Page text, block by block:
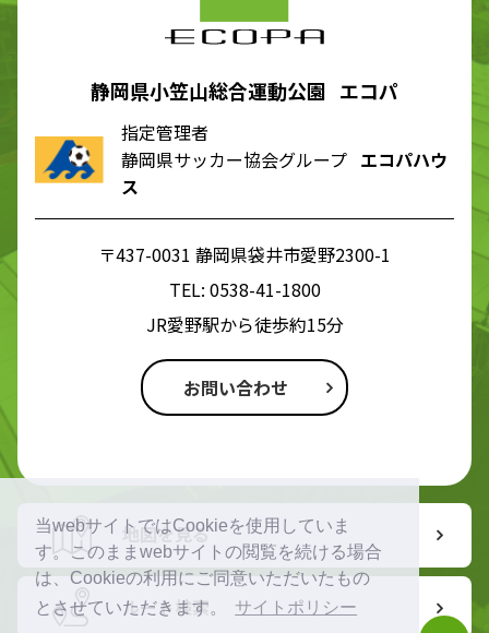
当webサイトではCookieを使用していま
す。このままwebサイトの閲覧を続ける場合
は、Cookieの利用にご同意いただいたもの
とさせていただきます。
サイトポリシー
静岡県小笠山総合運動公園 エコパ
指定管理者
静岡県サッカー協会グループ エコパハウ
ス
〒437-0031 静岡県袋井市愛野2300-1
TEL: 0538-41-1800
JR愛野駅から徒歩約15分
お問い合わせ
地図を見る
ルート検索